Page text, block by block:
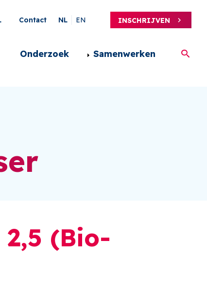
Contact NL EN INSCHRIJVEN
Onderzoek Samenwerken
(Bio-